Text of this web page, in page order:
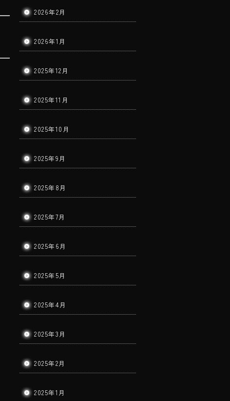
2026年2月
2026年1月
2025年12月
2025年11月
2025年10月
2025年9月
2025年8月
2025年7月
2025年6月
2025年5月
2025年4月
2025年3月
2025年2月
2025年1月